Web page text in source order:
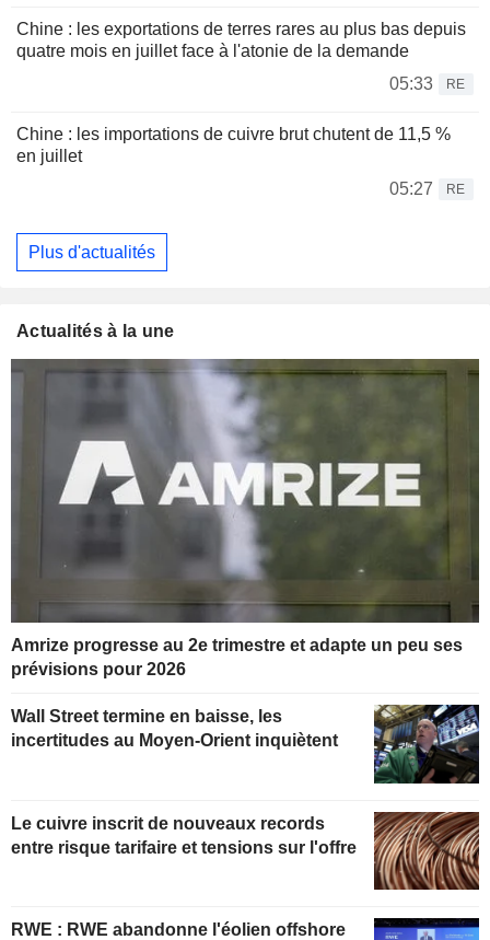
Chine : les exportations de terres rares au plus bas depuis
quatre mois en juillet face à l'atonie de la demande
05:33
RE
Chine : les importations de cuivre brut chutent de 11,5 %
en juillet
05:27
RE
Plus d'actualités
Actualités à la une
Amrize progresse au 2e trimestre et adapte un peu ses
prévisions pour 2026
Wall Street termine en baisse, les
incertitudes au Moyen-Orient inquiètent
Le cuivre inscrit de nouveaux records
entre risque tarifaire et tensions sur l'offre
RWE : RWE abandonne l'éolien offshore